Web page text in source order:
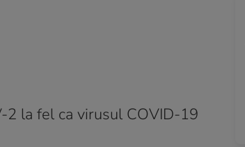
2 la fel ca virusul COVID-19